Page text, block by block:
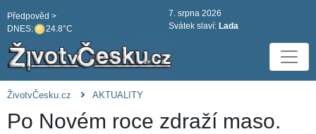
DNES: 24.8°C
Předpověd >
7. srpna 2026
Svátek slaví: Lada
ŽivotvČesku.cz AKTUALITY
Po Novém roce zdraží maso.